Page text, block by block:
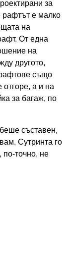
за
рафтът е малко
на
От една
на
другото,
също
а и на
за багаж, по
съставен,
Сутринта го
по-точно, не